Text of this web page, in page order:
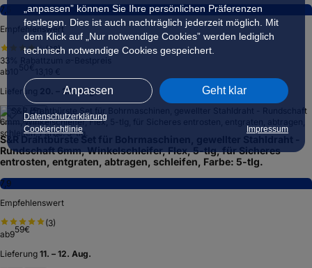
„anpassen” können Sie Ihre persönlichen Präferenzen
festlegen. Dies ist auch nachträglich jederzeit möglich. Mit
dem Klick auf „Nur notwendige Cookies” werden lediglich
technisch notwendige Cookies gespeichert.
Anpassen Geht klar
Datenschutzerklärung
Cookierichtlinie
Impressum
7,5
Empfehlenswert
(28)
33
ab
Lieferung
20. – 22. Aug.
S&R Drahtbürste Set für Bohrmaschinen, gewellter Stahldraht -
Rundschaft 6mm, Winkelschleifer, Flex, 5-tlg, für Sicheres
entrosten, entgraten, abtragen, schleifen, Farbe: 5-tlg.
7,9
Empfehlenswert
(3)
ab959€
Lieferung 11. – 12. Aug.